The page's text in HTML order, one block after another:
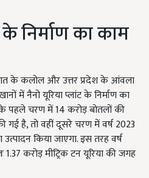
निर्माण का काम
के कलोल और उत्तर प्रदेश के आंवला
में नैनो यूरिया प्लांट के निर्माण का
पहले चरण में 14 करोड़ बोतलों की
गई है, तो वहीं दूसरे चरण में वर्ष 2023
किया जाएगा. इस तरह वर्ष
करोड़ मीट्रिक टन यूरिया की जगह